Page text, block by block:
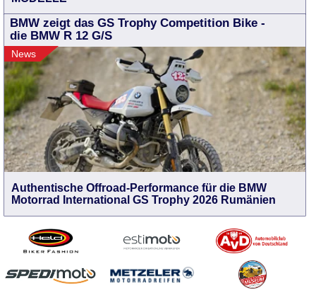
BMW zeigt das GS Trophy Competition Bike -
die BMW R 12 G/S
News
Authentische Offroad-Performance für die BMW
Motorrad International GS Trophy 2026 Rumänien